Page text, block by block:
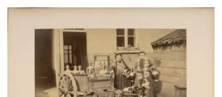
France.
qui perdure de nos jours. C’est notamment le cas des
Nenets de
qui transportent leurs affaires grâce à leurs chiens.